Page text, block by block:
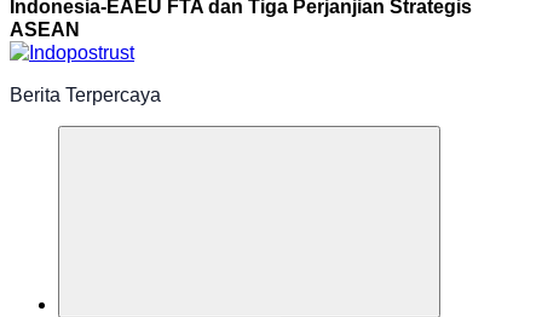
Indonesia-EAEU FTA dan Tiga Perjanjian Strategis
ASEAN
Berita Terpercaya